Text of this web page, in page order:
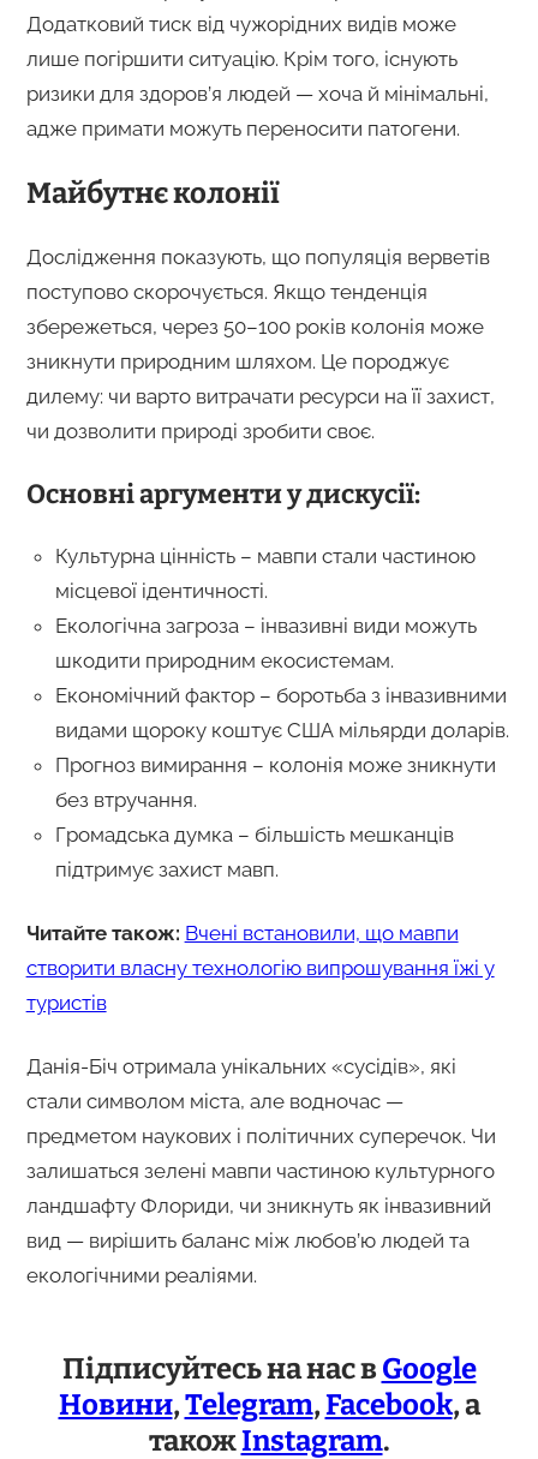
Додатковий тиск від чужорідних видів може
лише погіршити ситуацію. Крім того, існують
ризики для здоров’я людей — хоча й мінімальні,
адже примати можуть переносити патогени.
Майбутнє колонії
Дослідження показують, що популяція верветів
поступово скорочується. Якщо тенденція
збережеться, через 50–100 років колонія може
зникнути природним шляхом. Це породжує
дилему: чи варто витрачати ресурси на її захист,
чи дозволити природі зробити своє.
Основні аргументи у дискусії:
Культурна цінність – мавпи стали частиною
місцевої ідентичності.
Екологічна загроза – інвазивні види можуть
шкодити природним екосистемам.
Економічний фактор – боротьба з інвазивними
видами щороку коштує США мільярди доларів.
Прогноз вимирання – колонія може зникнути
без втручання.
Громадська думка – більшість мешканців
підтримує захист мавп.
Читайте також: Вчені встановили, що мавпи
створити власну технологію випрошування їжі у
туристів
Данія-Біч отримала унікальних «сусідів», які
стали символом міста, але водночас —
предметом наукових і політичних суперечок. Чи
залишаться зелені мавпи частиною культурного
ландшафту Флориди, чи зникнуть як інвазивний
вид — вирішить баланс між любов’ю людей та
екологічними реаліями.
Підписуйтесь на нас вGoogle
Новини,Telegram,Facebook, а
такожInstagram.